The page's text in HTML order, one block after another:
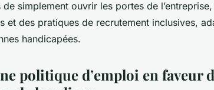
simplement ouvrir les portes de
et des pratiques de recrutement inclusives,
handicapées.
politique d’emploi en faveur